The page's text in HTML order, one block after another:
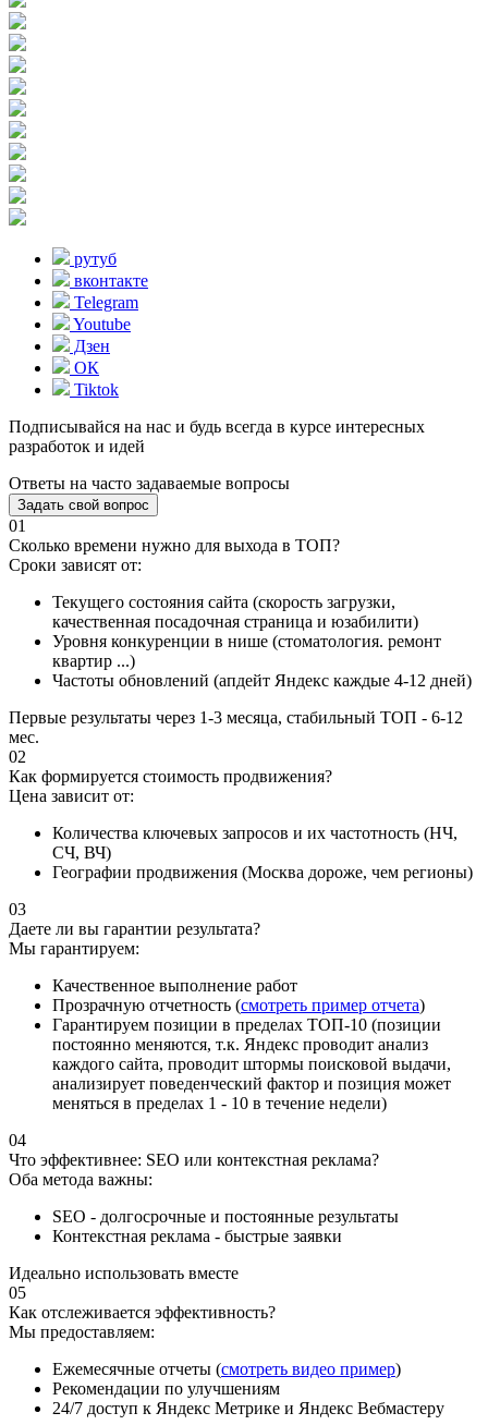
рутуб
вконтакте
Telegram
Youtube
Дзен
ОК
Tiktok
Подписывайся на нас и будь всегда в курсе интересных
разработок и идей
Ответы на часто задаваемые вопросы
Задать свой вопрос
01
Сколько времени нужно для выхода в ТОП?
Сроки зависят от:
Текущего состояния сайта (скорость загрузки,
качественная посадочная страница и юзабилити)
Уровня конкуренции в нише (стоматология. ремонт
квартир ...)
Частоты обновлений (апдейт Яндекс каждые 4-12 дней)
Первые результаты через 1-3 месяца, стабильный ТОП - 6-12
мес.
02
Как формируется стоимость продвижения?
Цена зависит от:
Количества ключевых запросов и их частотность (НЧ,
СЧ, ВЧ)
Географии продвижения (Москва дороже, чем регионы)
03
Даете ли вы гарантии результата?
Мы гарантируем:
Качественное выполнение работ
Прозрачную отчетность (смотреть пример отчета)
Гарантируем позиции в пределах ТОП-10 (позиции
постоянно меняются, т.к. Яндекс проводит анализ
каждого сайта, проводит штормы поисковой выдачи,
анализирует поведенческий фактор и позиция может
меняться в пределах 1 - 10 в течение недели)
04
Что эффективнее: SEO или контекстная реклама?
Оба метода важны:
SEO - долгосрочные и постоянные результаты
Контекстная реклама - быстрые заявки
Идеально использовать вместе
05
Как отслеживается эффективность?
Мы предоставляем:
Ежемесячные отчеты (смотреть видео пример)
Рекомендации по улучшениям
24/7 доступ к Яндекс Метрике и Яндекс Вебмастеру